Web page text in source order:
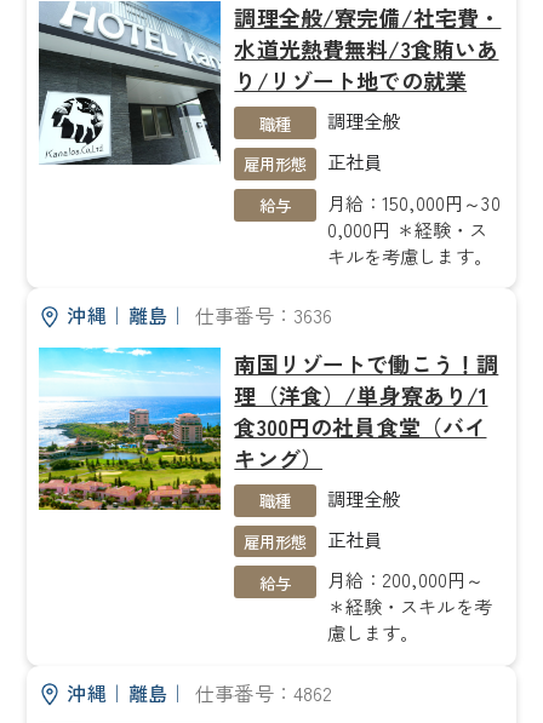
調理全般/寮完備/社宅費・
水道光熱費無料/3食賄いあ
り/リゾート地での就業
職種 調理全般
雇用形態 正社員
給与
月給：150,000円～30
0,000円 ＊経験・ス
キルを考慮します。
沖縄｜ 離島 ｜ 仕事番号：3636
南国リゾートで働こう！調
理（洋食）/単身寮あり/1
食300円の社員食堂（バイ
キング）
職種 調理全般
雇用形態 正社員
給与
月給：200,000円～
＊経験・スキルを考
慮します。
沖縄｜ 離島 ｜ 仕事番号：4862